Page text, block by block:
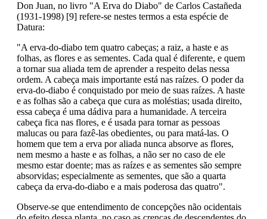
Don Juan, no livro "A Erva do Diabo" de Carlos Castañeda
(1931-1998) [9] refere-se nestes termos a esta espécie de
Datura:
"A erva-do-diabo tem quatro cabeças; a raiz, a haste e as
folhas, as flores e as sementes. Cada qual é diferente, e quem
a tornar sua aliada tem de aprender a respeito delas nessa
ordem. A cabeça mais importante está nas raízes. O poder da
erva-do-diabo é conquistado por meio de suas raízes. A haste
e as folhas são a cabeça que cura as moléstias; usada direito,
essa cabeça é uma dádiva para a humanidade. A terceira
cabeça fica nas flores, e é usada para tornar as pessoas
malucas ou para fazê-las obedientes, ou para matá-las. O
homem que tem a erva por aliada nunca absorve as flores,
nem mesmo a haste e as folhas, a não ser no caso de ele
mesmo estar doente; mas as raízes e as sementes são sempre
absorvidas; especialmente as sementes, que são a quarta
cabeça da erva-do-diabo e a mais poderosa das quatro".
Observe-se que entendimento de concepções não ocidentais